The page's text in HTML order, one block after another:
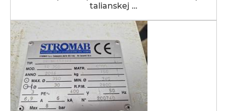
talianskej …